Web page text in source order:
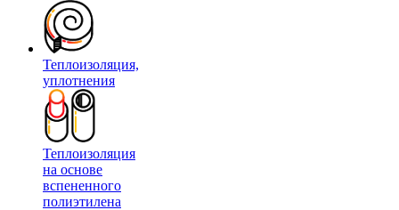
Теплоизоляция,
уплотнения
Теплоизоляция
на основе
вспененного
полиэтилена